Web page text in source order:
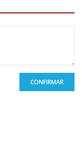
CONFIRMAR